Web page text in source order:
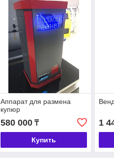
Аппарат для размена
купюр
580 000₸
Купить
1